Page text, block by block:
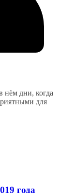
нём дни, когда
для
года